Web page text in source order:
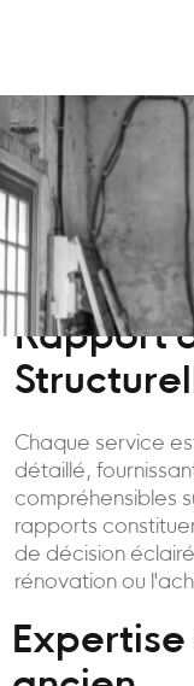
Rapport
Chaque service
détaillé,
compréhensibles
rapports
de décision
rénovation ou